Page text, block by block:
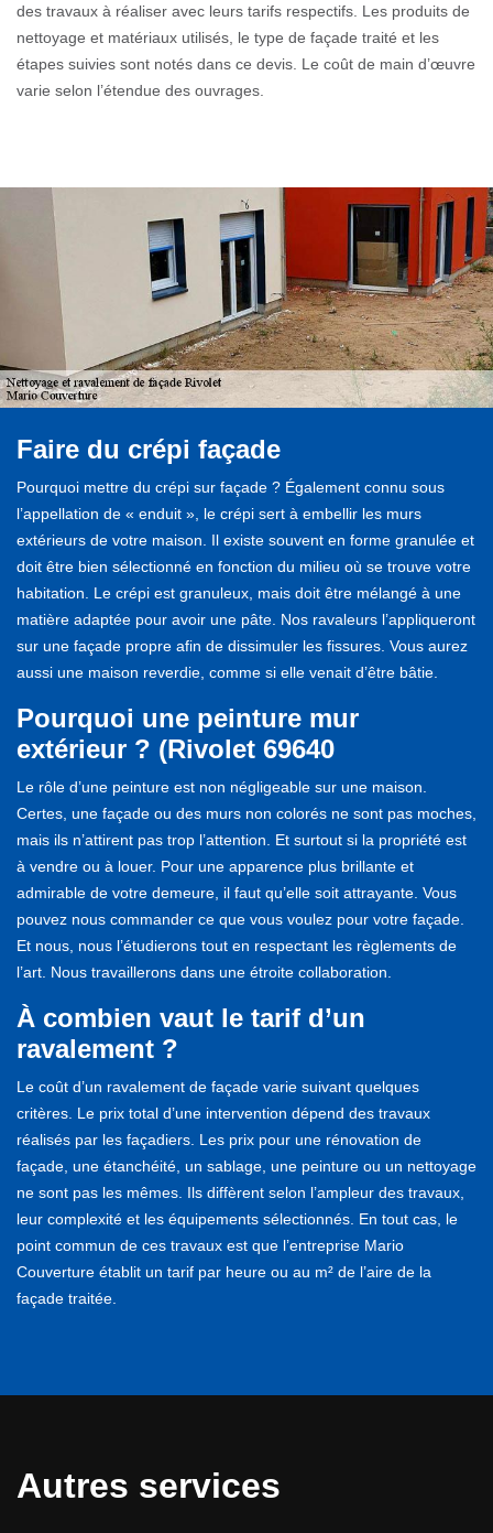
des travaux à réaliser avec leurs tarifs respectifs. Les produits de
nettoyage et matériaux utilisés, le type de façade traité et les
étapes suivies sont notés dans ce devis. Le coût de main d’œuvre
varie selon l’étendue des ouvrages.
Faire du crépi façade
Pourquoi mettre du crépi sur façade ? Également connu sous
l’appellation de « enduit », le crépi sert à embellir les murs
extérieurs de votre maison. Il existe souvent en forme granulée et
doit être bien sélectionné en fonction du milieu où se trouve votre
habitation. Le crépi est granuleux, mais doit être mélangé à une
matière adaptée pour avoir une pâte. Nos ravaleurs l’appliqueront
sur une façade propre afin de dissimuler les fissures. Vous aurez
aussi une maison reverdie, comme si elle venait d’être bâtie.
Pourquoi une peinture mur
extérieur ? (Rivolet 69640
Le rôle d’une peinture est non négligeable sur une maison.
Certes, une façade ou des murs non colorés ne sont pas moches,
mais ils n’attirent pas trop l’attention. Et surtout si la propriété est
à vendre ou à louer. Pour une apparence plus brillante et
admirable de votre demeure, il faut qu’elle soit attrayante. Vous
pouvez nous commander ce que vous voulez pour votre façade.
Et nous, nous l’étudierons tout en respectant les règlements de
l’art. Nous travaillerons dans une étroite collaboration.
À combien vaut le tarif d’un
ravalement ?
Le coût d’un ravalement de façade varie suivant quelques
critères. Le prix total d’une intervention dépend des travaux
réalisés par les façadiers. Les prix pour une rénovation de
façade, une étanchéité, un sablage, une peinture ou un nettoyage
ne sont pas les mêmes. Ils diffèrent selon l’ampleur des travaux,
leur complexité et les équipements sélectionnés. En tout cas, le
point commun de ces travaux est que l’entreprise Mario
Couverture établit un tarif par heure ou au m² de l’aire de la
façade traitée.
Autres services